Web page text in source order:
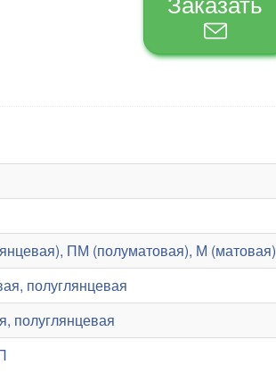
ПМ (полуматовая), М (матовая)
полуглянцевая
полуглянцевая